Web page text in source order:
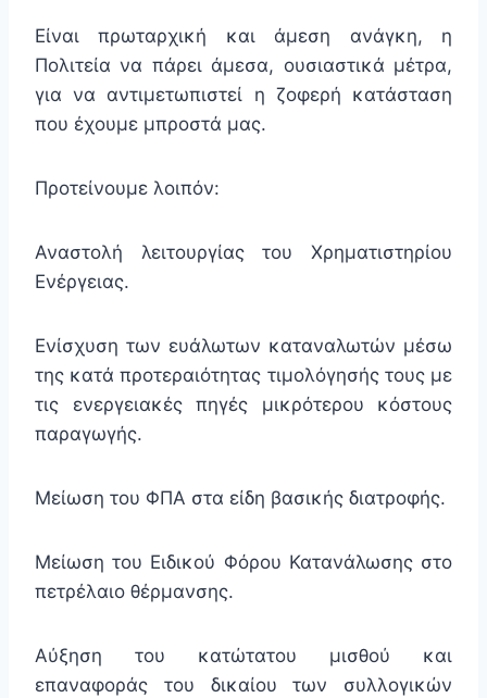
Είναι πρωταρχική και άμεση ανάγκη, η
Πολιτεία να πάρει άμεσα, ουσιαστικά μέτρα,
για να αντιμετωπιστεί η ζοφερή κατάσταση
που έχουμε μπροστά μας.
Προτείνουμε λοιπόν:
Αναστολή λειτουργίας του Χρηματιστηρίου
Ενέργειας.
Ενίσχυση των ευάλωτων καταναλωτών μέσω
της κατά προτεραιότητας τιμολόγησής τους με
τις ενεργειακές πηγές μικρότερου κόστους
παραγωγής.
Μείωση του ΦΠΑ στα είδη βασικής διατροφής.
Μείωση του Ειδικού Φόρου Κατανάλωσης στο
πετρέλαιο θέρμανσης.
Αύξηση του κατώτατου μισθού και
επαναφοράς του δικαίου των συλλογικών